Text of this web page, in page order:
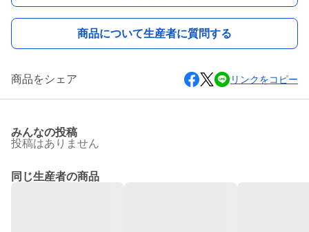
商品について生産者に質問する
商品をシェア リンクをコピー
みんなの投稿
投稿はありません
同じ生産者の商品